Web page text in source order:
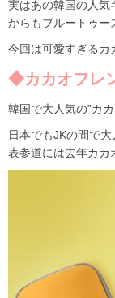
実はあの韓国の人気
からもブルートゥー
今回は可愛すぎるカ
◆カカオフレ
韓国で大人気の”カ
日本でもJKの間で大
表参道には去年カ